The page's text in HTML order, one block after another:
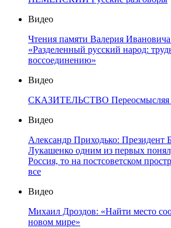
Видео
Чтения памяти Валерия
«Разделенный русский народ:
воссоединению»
Видео
СКАЗИТЕЛЬСТВО Переосмысляя
Видео
Александр Приходько: Президент
Лукашенко одним из первых
Россия, то на постсоветском
все
Видео
Михаил Дроздов: «Найти место
новом мире»